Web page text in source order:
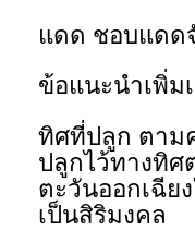
แดด ชอบแดด
ข้อแนะนำเพิ่ม
ทิศที่ปลูก ตาม
ปลูกไว้ทางทิศ
ตะวันออกเฉีย
เป็นสิริมงคล